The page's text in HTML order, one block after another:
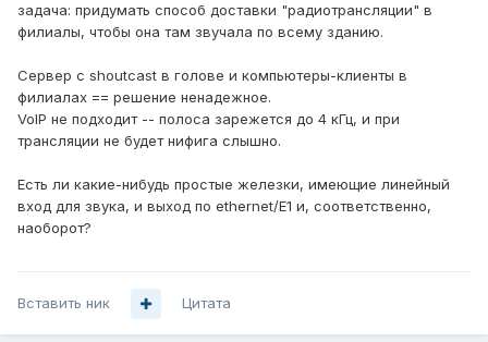
задача: придумать способ доставки "радиотрансляции" в
филиалы, чтобы она там звучала по всему зданию.
Сервер с shoutcast в голове и компьютеры-клиенты в
филиалах == решение ненадежное.
VoIP не подходит -- полоса зарежется до 4 кГц, и при
трансляции не будет нифига слышно.
Есть ли какие-нибудь простые железки, имеющие линейный
вход для звука, и выход по ethernet/E1 и, соответственно,
наоборот?
Вставить ник Цитата